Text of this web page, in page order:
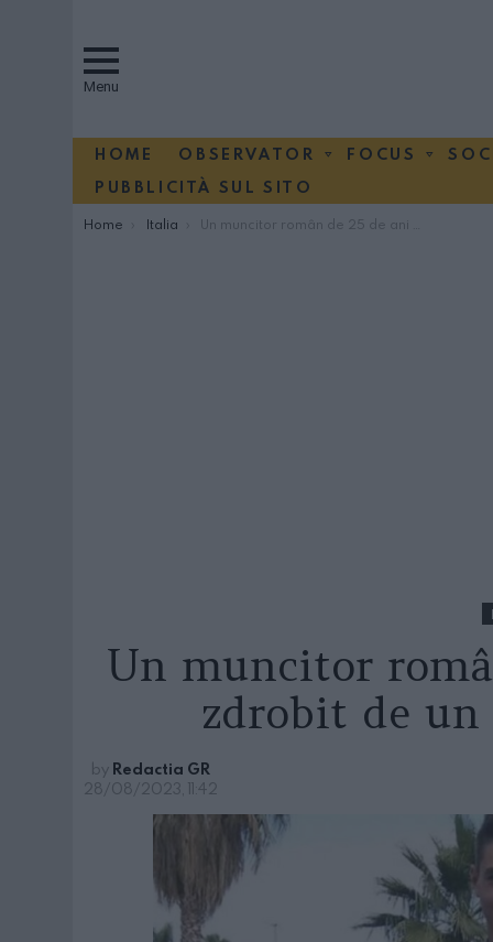
Menu
HOME OBSERVATOR FOCUS
PUBBLICITÀ SUL SITO
You are here:
Home Italia Un muncitor român de 25 de ani moare zdrobit de un utilaj în Catania
Un muncitor
zdrobit de
by Redactia GR
28/08/2023, 11:42